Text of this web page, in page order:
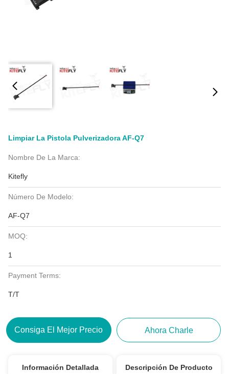
Limpiar La Pistola Pulverizadora AF-Q7
Nombre De La Marca:
Kitefly
Número De Modelo:
AF-Q7
MOQ:
1
Payment Terms:
T/T
Consiga El Mejor Precio Ahora Charle
Información Detallada Descripción De Producto